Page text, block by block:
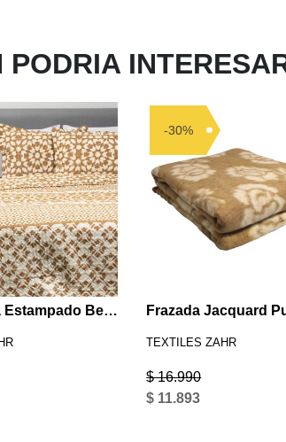
PODRIA
Cubrecama Estampado Beige 2 P
-30%
TEXTILES ZAHR
$ 16.990
$ 11.893